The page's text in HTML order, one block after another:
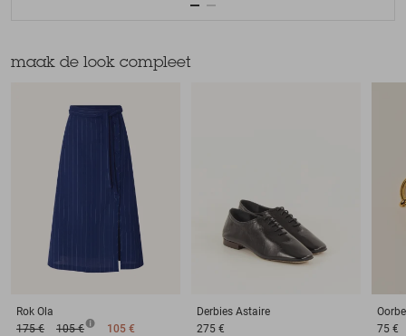
maak de look compleet
Rok Ola
175 €
105 € 105 €
Derbies Astaire
275 €
75 €